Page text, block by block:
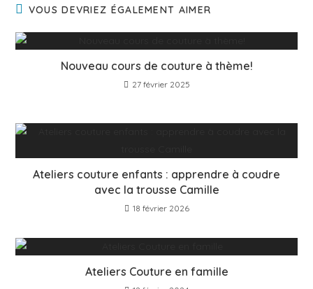
VOUS DEVRIEZ ÉGALEMENT AIMER
Nouveau cours de couture à thème!
27 février 2025
Ateliers couture enfants : apprendre à coudre
avec la trousse Camille
18 février 2026
Ateliers Couture en famille